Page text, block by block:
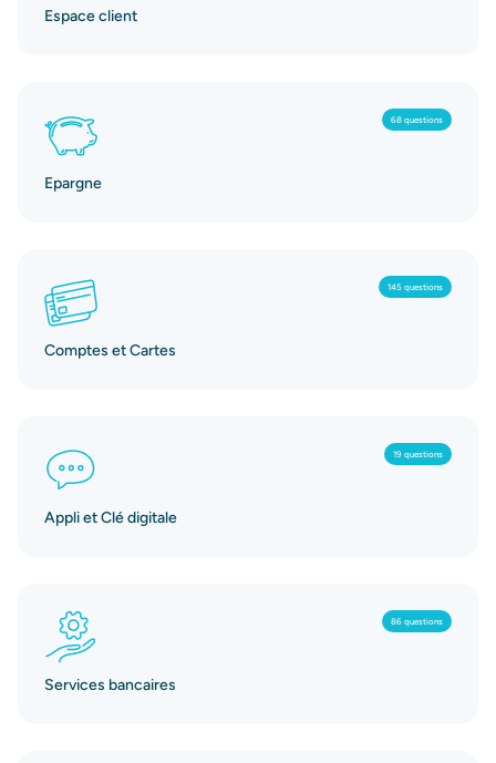
Espace client
68 questions
Epargne
145 questions
Comptes et Cartes
19 questions
Appli et Clé digitale
86 questions
Services bancaires